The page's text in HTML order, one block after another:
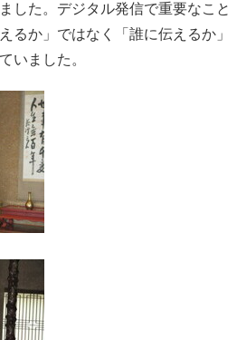
した。デジタル発信で重要なこと
るか」ではなく「誰に伝えるか」
いました。